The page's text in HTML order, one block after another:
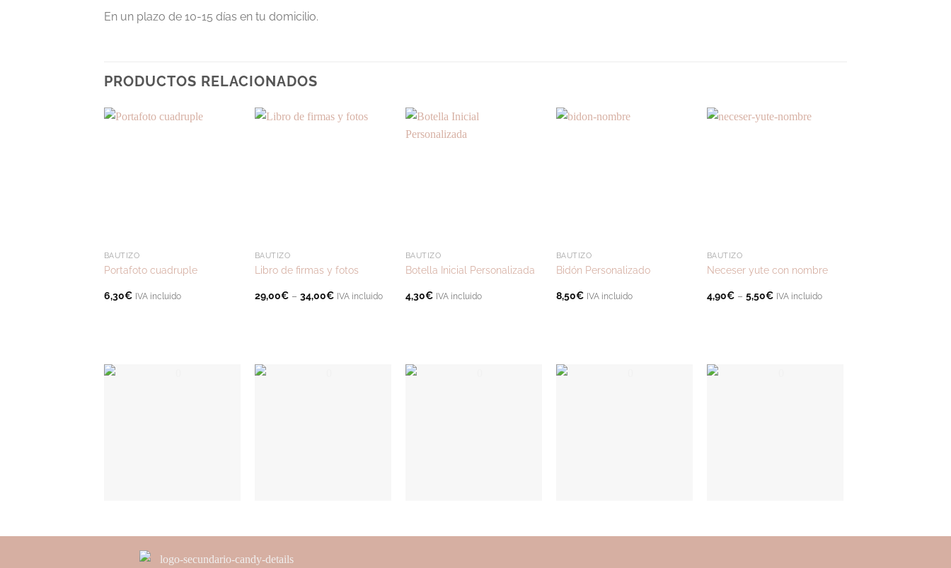
En un plazo de 10-15 días en tu domicilio.
PRODUCTOS RELACIONADOS
BAUTIZO
Portafoto cuadruple
6,30€ IVA incluido
BAUTIZO
Libro de firmas y fotos
29,00€– 34,00€ IVA incluido
BAUTIZO
Botella Inicial Personalizada
4,30€ IVA incluido
BAUTIZO
Bidón Personalizado
8,50€ IVA incluido
BAUTIZO
Neceser yute con nombre
4,90€– 5,50€ IVA incluido